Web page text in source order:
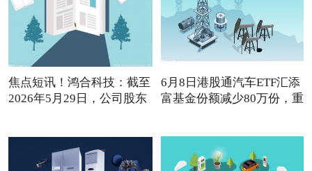
焦点短讯！鸿合科技：截至
2026年5月29日，公司股东
6月8日港股通汽车ETF汇添
富基金份额减少80万份，重